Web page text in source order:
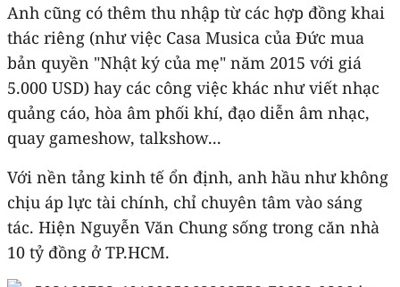
Anh cũng có thêm thu nhập từ các hợp đồng khai
thác riêng (như việc Casa Musica của Đức mua
bản quyền "Nhật ký của mẹ" năm 2015 với giá
5.000 USD) hay các công việc khác như viết nhạc
quảng cáo, hòa âm phối khí, đạo diễn âm nhạc,
quay gameshow, talkshow...
Với nền tảng kinh tế ổn định, anh hầu như không
chịu áp lực tài chính, chỉ chuyên tâm vào sáng
tác. Hiện Nguyễn Văn Chung sống trong căn nhà
10 tỷ đồng ở TP.HCM.